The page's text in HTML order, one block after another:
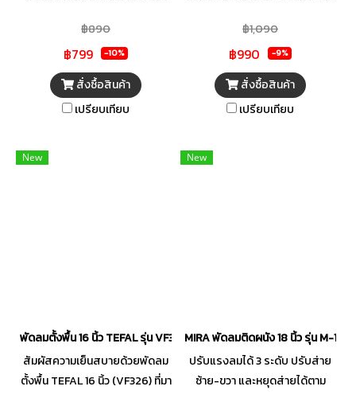
ความสวยงามทันสมัย และน่าใช้
งาน เหมาะสำหรับทุกสไตล์ห้องไม่
ว่าจะเป็นห้องนอน ห้องนั่งเล่น หรือ
ห้องทำงาน โดยสามารถปรับระดับ
ความแรงลมได้ 4 ระดับ และ
ยังปรับส่ายซ้าย-ขวา หรือหยุด
฿890
฿799 -10%
สั่งซื้อสินค้า
เปรียบเทียบ
ส่งแรงลมที่มีประสิทธิภาพ มา
พร้อมนวัตกรรมตะแกรง Turbo
Hybrid Grid ลิขสิทธิ์เฉพาะที่
จัดการทิศทางลมได้อย่างแม่นยำ
ทั้งโซนกึ่งกลางที่รีดลมให้พุ่งตรง
กระจายลมให้แผ่กว้างเย็นทั่วถึงทุก
฿1,090
฿990 -9%
สั่งซื้อสินค้า
เปรียบเทียบ
New
พัดลมตั้งพื้น 16 นิ้ว TEFAL รุ่น VF3261T0
สัมผัสความเย็นสบายด้วยพัดลม
ตั้งพื้น TEFAL 16 นิ้ว (VF326) ที่มา
New
MIRA พัดลมติดผนัง 18 นิ้ว รุ่น M-1832
ปรับแรงลมได้ 3 ระดับ ปรับส่าย
ซ้าย-ขวา และหยุดส่ายได้ตาม